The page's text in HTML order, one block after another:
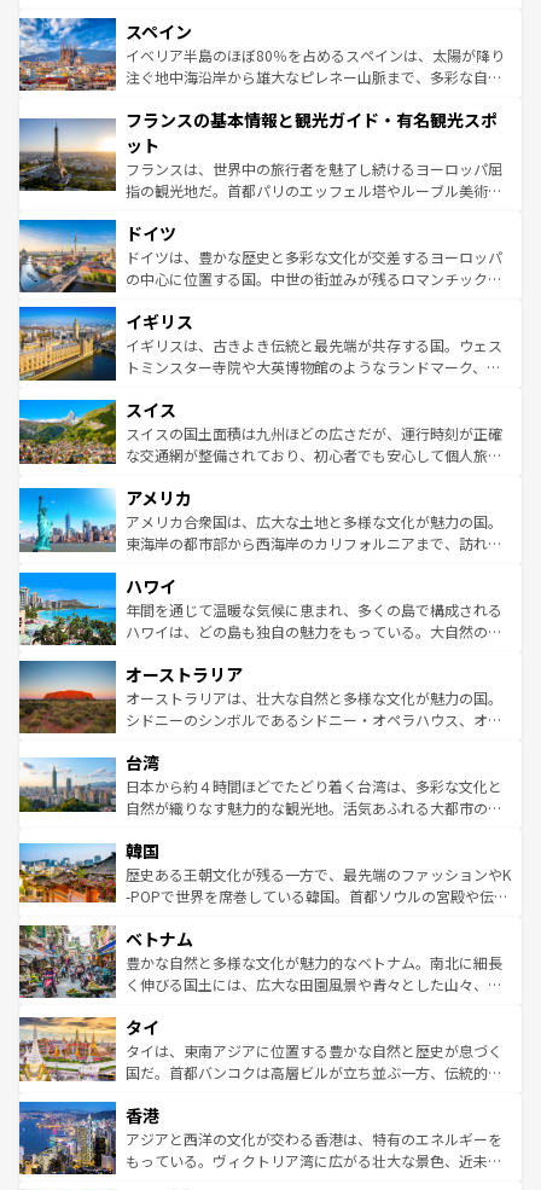
ろん、トスカーナの美しい田園風景やアマルフィ海岸の絶
景など、自然景観も見逃せない。観光の合間には、本場の
ピザやパスタなど、絶品のイタリア料理を堪能することも
ませてくれるイタリアで、忘れられない旅をしてみよう！
なお、新着のイタリア情報は
しい。
スペイン
イベリア半島のほぼ80％を占めるスペインは、太陽が降り
注ぐ地中海沿岸から雄大なピレネー山脈まで、多彩な自然
文化が根付くこの国では、情熱的なフラメンコ、熱気あふ
れる闘牛、そして美味しいタパスが生活の一部となってい
る。首都マドリードの洗練された雰囲気や、バルセロナの
アートに溢れた街角から、地方では古代ローマ遺跡や中世
せる。地方によって風土や気候が異なるスペインはその個
性で訪れる人を魅了する。 なお、新着のスペイン情報は コ
ンテンツ一覧を参照してほしい。
フランスの基本情報と観光ガイド・有名観光スポ
ット
フランスは、世界中の旅行者を魅了し続けるヨーロッパ屈
指の観光地だ。首都パリのエッフェル塔やルーブル美術館
で、幅広い魅力が詰まっている。華麗な宮殿、歴史的な大
聖堂、美しいビーチ、そして豊かな自然が、訪れる者を心
から魅了する。また、フランスは美食の国としても知ら
いる。シャンパンの発祥地であるランス、プロヴァンスの
香り高いラベンダー畑など、多彩な楽しみ方が可能だ。さ
らに、パリ以外の地域にも魅力が溢れており、どの街角に
れる地方に足を運ぶとそれぞれで全く異なる文化を体験で
きるだろう。 なお、新着のフランス情報はコンテンツ一覧
を参照してほしい。
ドイツ
ドイツは、豊かな歴史と多彩な文化が交差するヨーロッパ
の中心に位置する国。中世の街並みが残るロマンチック街
顔を持つこの国は、どこを歩いても飽きることがない。ベ
ルリンの文化的活気、バイエルン州のアルプスの絶景、そ
してライン川沿いのワイン畑といった風景は必見。ビール
は、お酒好きな人にはぜひ体験してほしい。 なお、新着の
ドイツ情報はコンテンツ一覧を参照してほしい。
イギリス
イギリスは、古きよき伝統と最先端が共存する国。ウェス
トミンスター寺院や大英博物館のようなランドマーク、歴
リアごとに異なる魅力がある。また、優雅なアフタヌーン
ティー、ビール好きにはたまらない英国パブ、サッカー観
戦など、本場だからこそできる体験も豊富。イギリスを旅
ンツ一覧を参照してほしい。
スイス
スイスの国土面積は九州ほどの広さだが、運行時刻が正確
な交通網が整備されており、初心者でも安心して個人旅行
の建物がそのまま残る町や、スイスならではのユニークな
博物館もあり、アルプス観光だけでなく町歩きも満喫する
ことができる。国民の所得が高いため物価も高いが、旅行
ば市内交通費無料で観光を楽しむこともできる。 なお、新
着のスイス情報はコンテンツ一覧 を参照してほしい。
アメリカ
アメリカ合衆国は、広大な土地と多様な文化が魅力の国。
東海岸の都市部から西海岸のカリフォルニアまで、訪れる
のような巨大都市は、観光、ショッピング、エンターテイ
ンメントが詰まった刺激的なスポットだ。一方、アメリカ
西部には大自然が広がり、グランドキャニオンやイエロー
部のニューオーリンズでは、音楽と美食が融合した独特の
文化が魅力。旅行者はアメリカの各地域で異なる魅力を楽
しみながら、その多様性と豊かな歴史を感じることができ
ならではの贅沢な旅のスタイルだ。 なお、新着のアメリカ
情報はコンテンツ一覧を参照してほしい。
ハワイ
年間を通じて温暖な気候に恵まれ、多くの島で構成される
ハワイは、どの島も独自の魅力をもっている。大自然の神
ワイ島は見逃せない。また、定番の観光地といえばオアフ
島だが、静かな自然を求めるならマウイ島やカウアイ島が
おすすめ。エメラルドグリーンに輝く海をはじめ、豊かな
れるおもてなしの心で訪れる人々を迎えてくれるハワイの
人々、おいしいローカルフードやハワイアンミュージッ
ク、伝統的なフラダンスなど、すべてがハワイの魅力を彩
ワイを、存分に味わってほしい。 なお、新着のハワイ情報
はコンテンツ一覧を参照してほしい。
オーストラリア
オーストラリアは、壮大な自然と多様な文化が魅力の国。
シドニーのシンボルであるシドニー・オペラハウス、オー
リアリーフや大陸中央部にそびえるウルル（エアーズロッ
ク）、タスマニアの美しい原生林やケアンズの熱帯雨林な
ど、見どころがたくさん。また、カフェやワイン、オージ
いる。アクティビティも充実しており、サーフィンやダイ
ビング、ハイキングなど、アウトドア好きにはたまらな
い。オーストラリアの多彩な魅力を存分に味わいつくそ
参照してほしい。
台湾
日本から約４時間ほどでたどり着く台湾は、多彩な文化と
自然が織りなす魅力的な観光地。活気あふれる大都市の台
ン）、静ひつな山岳地帯である台湾東部など、都市の喧騒
と山間の静けさが共存しており、訪れる人に新しい発見と
驚きをもたらしてくれる。また、奥深い台湾の食文化も魅
容にもいいと評判のスイーツなど、バラエティ豊かな料理
が味わえる。 なお、新着の台湾情報は コンテンツ一覧を参
照してほしい。
韓国
歴史ある王朝文化が残る一方で、最先端のファッションやK
-POPで世界を席巻している韓国。首都ソウルの宮殿や伝統
き、地方に足を延ばせば四季折々の自然美を楽しむことが
できる。そして、キムチや焼肉、絶品のストリートフード
まで、さまざまな韓国料理が待っている。夜には、韓国な
リティに包まれながら、韓国の多彩な魅力を心ゆくまで味
わってみてほしい。 なお、新着の韓国情報はコンテンツ一
覧を参照してほしい。
ベトナム
豊かな自然と多様な文化が魅力的なベトナム。南北に細長
く伸びる国土には、広大な田園風景や青々とした山々、世
急速な発展と共に伝統が息づく。ハノイの古い町並みやホ
ーチミン市のフランス統治時代の建物も、独特の雰囲気を
醸し出している。また、バラエティの豊かさとおいしさで
とつ。フォーやバインミー、ベトナムコーヒーなどは、ぜ
ひ現地で味わいたい。どの地域を訪れてもあたたかい人々
が旅行者を迎えてくれるので、きっと忘れられない旅にな
タイ
タイは、東南アジアに位置する豊かな自然と歴史が息づく
国だ。首都バンコクは高層ビルが立ち並ぶ一方、伝統的な
の活気が交差している。北部ではチェンマイなどの山岳地
帯で自然と触れ合い、南部ではプーケットやクラビの美し
いビーチでリゾート気分を楽しむことができる。タイ料理
香港
アジアと西洋の文化が交わる香港は、特有のエネルギーを
もっている。ヴィクトリア湾に広がる壮大な景色、近未来